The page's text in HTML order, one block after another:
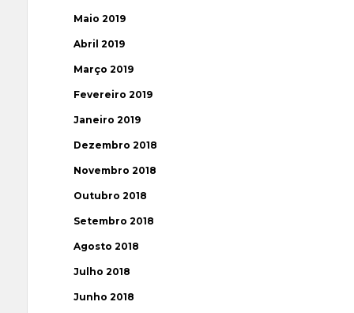
Maio 2019
Abril 2019
Março 2019
Fevereiro 2019
Janeiro 2019
Dezembro 2018
Novembro 2018
Outubro 2018
Setembro 2018
Agosto 2018
Julho 2018
Junho 2018